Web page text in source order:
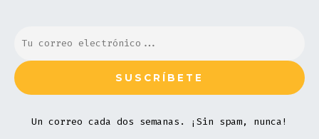
Un correo cada dos semanas. ¡Sin spam, nunca!